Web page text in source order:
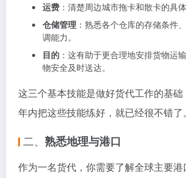
运费 ：清楚周边城市拖卡和散卡的具体
仓储管理 ：熟悉各个仓库的存储条件
调能力。
目的 ：这有助于更合理地安排货物运
物安全及时送达。
这三个基本技能是做好货代工作的基
年内把这些技能练好，就已经很不错了。
二、 熟悉地理与港口
作为一名货代，你需要了解全球主要